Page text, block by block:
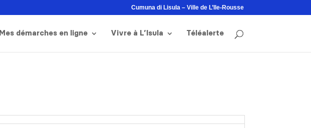
Cumuna di Lisula – Ville de L’Ile-Rousse
Mes démarches en ligne Vivre à L’Isula Téléalerte